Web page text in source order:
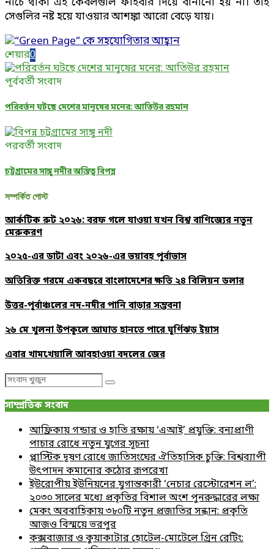
সেগুলির নষ্ট হয়ে যাওয়ার আশঙ্কা আরো বেড়ে যায়।
শেয়ার0
পূর্ববর্তী সংবাদ
পরিবর্তন ঘটছে দেশের মানুষের মনের: আতিউর রহমান
পরবর্তী সংবাদ
চট্টগ্রামের সাঙ্গু নদীর অস্তিত্ব বিপন্ন
সম্পর্কিত পোস্ট
আর্কটিক রুট ২০২৬: বরফ গলে যাওয়া যখন বিশ্ব বাণিজ্যের নতুন
মেরুকরণ
২০২৫-এর ডাটা এবং ২০২৬-এর ভয়াবহ পূর্বাভাস
অতিরিক্ত গরমে একবছরে বাংলাদেশের ক্ষতি ২৪ বিলিয়ন ডলার
উত্তর-পূর্বাঞ্চলের নদ-নদীর পানি বাড়ার সম্ভবনা
২৬ মে খুলনা উপকূলে আঘাত হানতে পারে ঘূর্ণিঝড় ইয়াস
এবার খামখেয়ালি আবহাওয়া বদলের জের
Search
Search
সাম্প্রতিক সংবাদ
আফ্রিকায় গন্ডার ও হাতি রক্ষায় ‘এআই’ প্রযুক্তি: বন্যপ্রাণী
পাচার রোধে নতুন যুগের সূচনা
প্লাস্টিক দূষণ রোধে জাতিসংঘের ঐতিহাসিক চুক্তি: বিশ্বব্যাপী
উৎপাদন কমানোর কঠোর রূপরেখা
ইউরোপীয় ইউনিয়নের যুগান্তকারী ‘নেচার রেস্টোরেশন ল’:
২০৩০ সালের মধ্যে প্রকৃতির বিশাল অংশ পুনরুদ্ধারের লক্ষ্য
মেকং অববাহিকায় ৩৮০টি নতুন প্রজাতির সন্ধান: প্রকৃতি
আজও বিস্ময়ে ভরপুর
কক্সবাজার ও কুয়াকাটার হোটেল-মোটেলে গ্রিন রেটিং: